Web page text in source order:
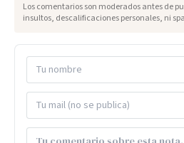
Los comentarios son moderados antes de
insultos, descalificaciones personales, ni